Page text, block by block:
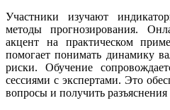
Участники изучают
методы прогнозирования.
акцент на практическом
помогает понимать динамику
риски. Обучение
сессиями с экспертами. Это
вопросы и получить